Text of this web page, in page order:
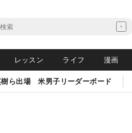
レッスン ライフ 漫画
樹ら出場 米男子リーダーボード